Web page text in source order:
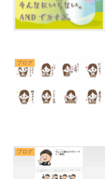
ブログ
ブログ